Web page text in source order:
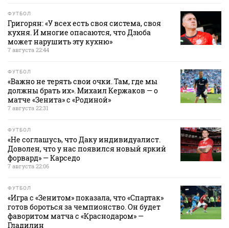
ФУТБОЛ
Григорян: «У всех есть своя система, своя
кухня. И многие опасаются, что Дзюба
может нарушить эту кухню»
7 августа 22:44
ФУТБОЛ
«Важно не терять свои очки. Там, где мы
должны брать их». Михаил Кержаков — о
матче «Зенита» с «Родиной»
7 августа 22:31
ФУТБОЛ
«Не соглашусь, что Даку индивидуалист.
Доволен, что у нас появился новый яркий
форвард» — Карседо
7 августа 22:06
ФУТБОЛ
«Игра с «Зенитом» показала, что «Спартак»
готов бороться за чемпионство. Он будет
фаворитом матча с «Краснодаром» —
Гладилин